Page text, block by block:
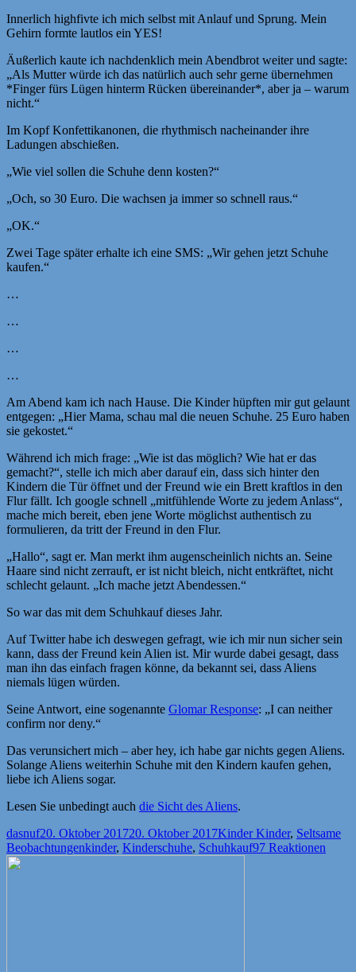
Innerlich highfivte ich mich selbst mit Anlauf und Sprung. Mein
Gehirn formte lautlos ein YES!
Äußerlich kaute ich nachdenklich mein Abendbrot weiter und sagte:
„Als Mutter würde ich das natürlich auch sehr gerne übernehmen
*Finger fürs Lügen hinterm Rücken übereinander*, aber ja – warum
nicht.“
Im Kopf Konfettikanonen, die rhythmisch nacheinander ihre
Ladungen abschießen.
„Wie viel sollen die Schuhe denn kosten?“
„Och, so 30 Euro. Die wachsen ja immer so schnell raus.“
„OK.“
Zwei Tage später erhalte ich eine SMS: „Wir gehen jetzt Schuhe
kaufen.“
…
…
…
…
Am Abend kam ich nach Hause. Die Kinder hüpften mir gut gelaunt
entgegen: „Hier Mama, schau mal die neuen Schuhe. 25 Euro haben
sie gekostet.“
Während ich mich frage: „Wie ist das möglich? Wie hat er das
gemacht?“, stelle ich mich aber darauf ein, dass sich hinter den
Kindern die Tür öffnet und der Freund wie ein Brett kraftlos in den
Flur fällt. Ich google schnell „mitfühlende Worte zu jedem Anlass“,
mache mich bereit, eben jene Worte möglichst authentisch zu
formulieren, da tritt der Freund in den Flur.
„Hallo“, sagt er. Man merkt ihm augenscheinlich nichts an. Seine
Haare sind nicht zerrauft, er ist nicht bleich, nicht entkräftet, nicht
schlecht gelaunt. „Ich mache jetzt Abendessen.“
So war das mit dem Schuhkauf dieses Jahr.
Auf Twitter habe ich deswegen gefragt, wie ich mir nun sicher sein
kann, dass der Freund kein Alien ist. Mir wurde dabei gesagt, dass
man ihn das einfach fragen könne, da bekannt sei, dass Aliens
niemals lügen würden.
Seine Antwort, eine sogenannte Glomar Response: „I can neither
confirm nor deny.“
Das verunsichert mich – aber hey, ich habe gar nichts gegen Aliens.
Solange Aliens weiterhin Schuhe mit den Kindern kaufen gehen,
liebe ich Aliens sogar.
Lesen Sie unbedingt auch die Sicht des Aliens.
Autor
dasnufVeröffentlicht
am
20. Oktober 201720. Oktober 2017Kategorien
Kinder Kinder, Seltsame
BeobachtungenSchlagwörter
kinder, Kinderschuhe, Schuhkauf97 Reaktionen